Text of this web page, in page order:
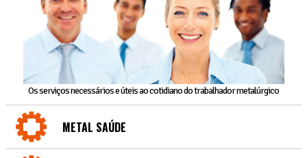
Os serviços necessários e úteis ao cotidiano do trabalhador metalúrgico
METAL SAÚDE